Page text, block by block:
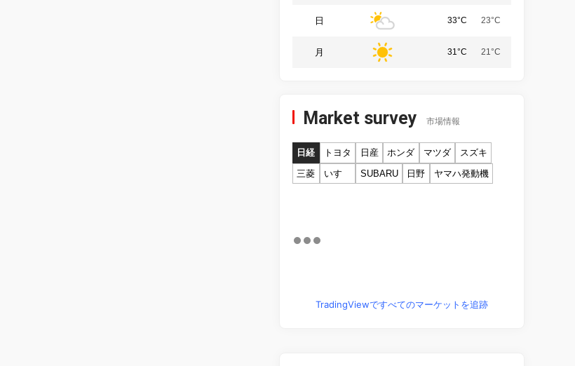
日 33°C 23°C
月 31°C 21°C
Market survey 市場情報
日経 トヨタ 日産 ホンダ マツダ
スズキ
三菱
いすゞ SUBARU 日野 ヤマハ発動機
TradingViewですべてのマーケットを追跡